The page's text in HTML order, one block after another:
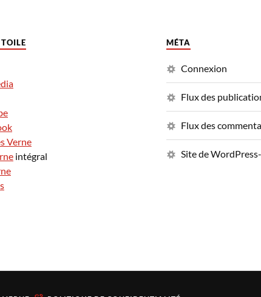
Verne
intégral
MÉTA
Connexion
Flux des
Flux des
Site de